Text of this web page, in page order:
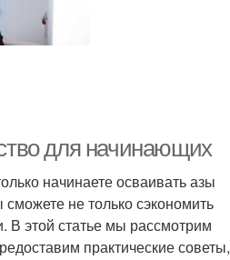
для начинающих
начинаете осваивать азы
не только сэкономить
В этой статье мы рассмотрим
практические советы,